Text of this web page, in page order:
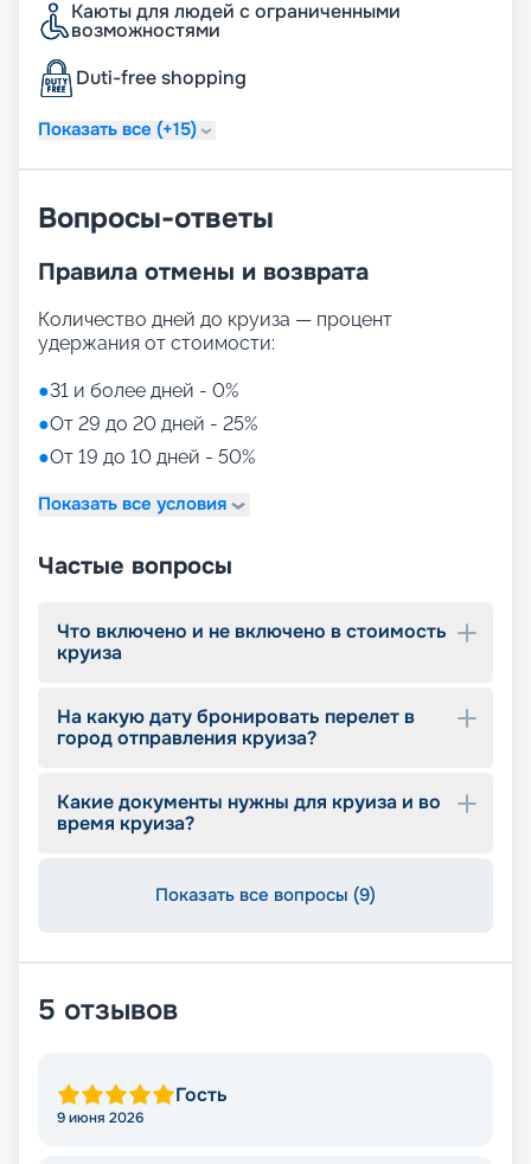
Как купить путевку
Подробное описание маршрутов, фото лайнера,
расписание круизов и цены на сезон 2026 - 2027
компании «Круиз.онлайн» можно не выходя из
Каюты для людей с ограниченными
возможностями
Duti-free shopping
Показать все (+15)
Вопросы-ответы
Правила отмены и возврата
Количество дней до круиза — процент
удержания от стоимости:
●31 и более дней - 0%
●От 29 до 20 дней - 25%
●От 19 до 10 дней - 50%
Показать все условия
Частые вопросы
Что включено и не включено в стоимость
круиза
На какую дату бронировать перелет в
город отправления круиза?
Какие документы нужны для круиза и во
время круиза?
Показать все вопросы (9)
5 отзывов
Гость
9 июня 2026